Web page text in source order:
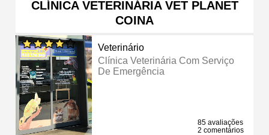
CLÍNICA VETERINÁRIA VET PLANET
COINA
Veterinário
Clínica Veterinária Com Serviço
De Emergência
85 avaliações
2 comentários